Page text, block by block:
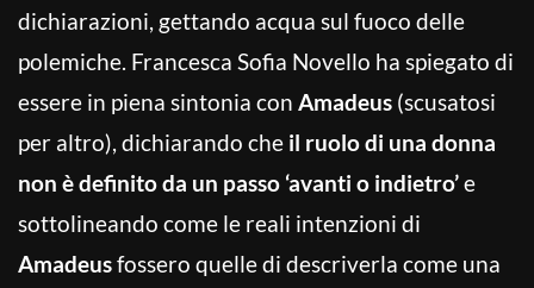
dichiarazioni, gettando acqua sul fuoco delle
polemiche. Francesca Sofia Novello ha spiegato di
essere in piena sintonia con Amadeus (scusatosi
per altro), dichiarando che il ruolo di una donna
non è definito da un passo ‘avanti o indietro’e
sottolineando come le reali intenzioni di
Amadeusfossero quelle di descriverla come una